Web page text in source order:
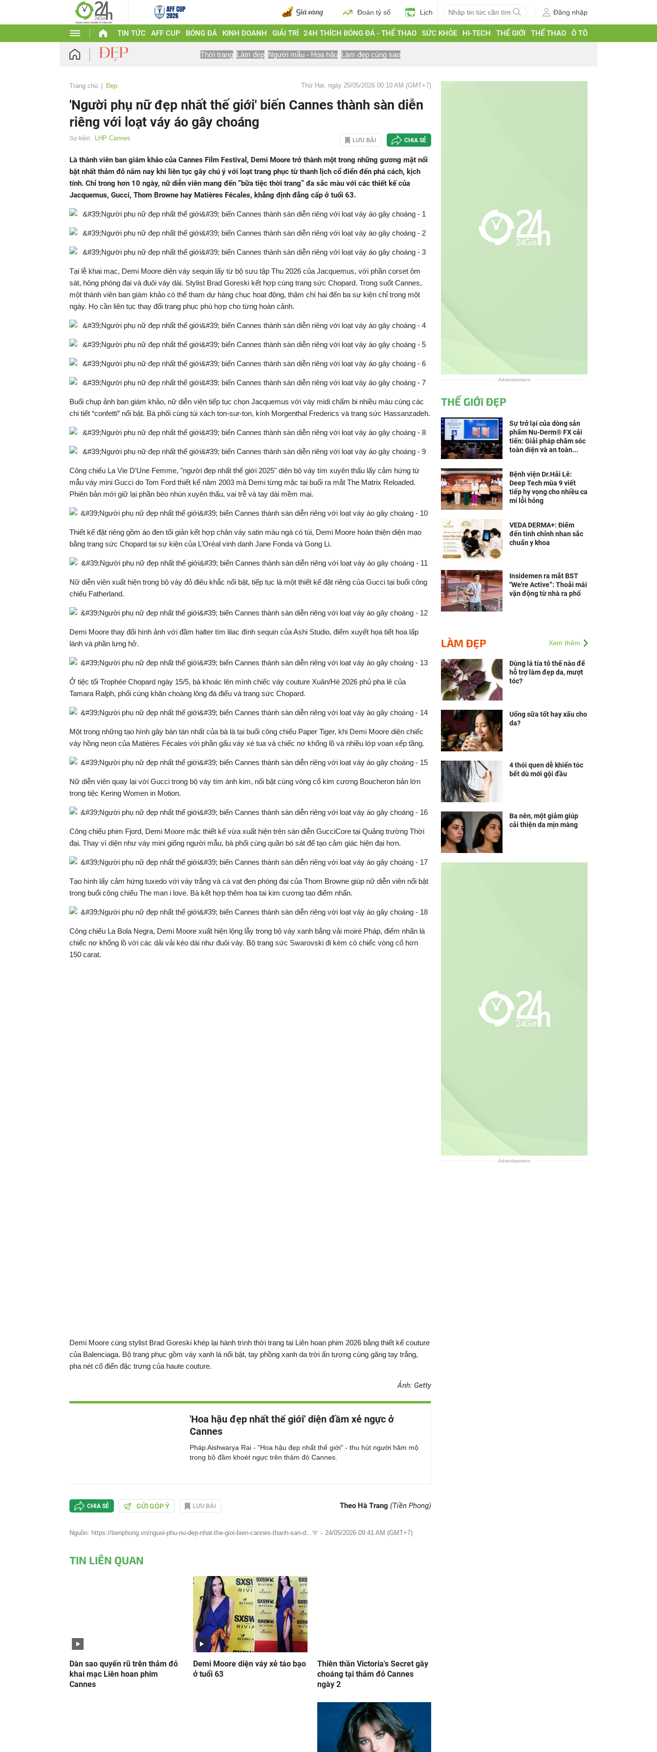
Đoán tỷ số Lịch Đăng nhập
TIN TỨC AFF CUP BÓNG ĐÁ KINH DOANH GIẢI TRÍ 24H THÍCH BÓNG ĐÁ - THỂ THAO SỨC KHỎE HI-TECH THẾ GIỚI THỂ THAO Ô TÔ
Thời trang Làm đẹp Người mẫu - Hoa hậu Làm đẹp cùng sao
Trang chủ Đẹp Thứ Hai, ngày 25/05/2026 00:10 AM (GMT+7)
'Người phụ nữ đẹp nhất thế giới' biến Cannes thành sàn diễn
riêng với loạt váy áo gây choáng
Sự kiện: LHP Cannes LƯU BÀI CHIA SẺ
Là thành viên ban giám khảo của Cannes Film Festival, Demi Moore trở thành một trong những gương mặt nổi
bật nhất thảm đỏ năm nay khi liên tục gây chú ý với loạt trang phục từ thanh lịch cổ điển đến phá cách, kịch
tính. Chỉ trong hơn 10 ngày, nữ diễn viên mang đến “bữa tiệc thời trang” đa sắc màu với các thiết kế của
Jacquemus, Gucci, Thom Browne hay Matières Fécales, khẳng định đẳng cấp ở tuổi 63.
Tại lễ khai mạc, Demi Moore diện váy sequin lấy từ bộ sưu tập Thu 2026 của Jacquemus, với phần corset ôm
sát, hông phóng đại và đuôi váy dài. Stylist Brad Goreski kết hợp cùng trang sức Chopard. Trong suốt Cannes,
một thành viên ban giám khảo có thể tham dự hàng chục hoạt động, thậm chí hai đến ba sự kiện chỉ trong một
ngày. Họ cần liên tục thay đổi trang phục phù hợp cho từng hoàn cảnh.
Buổi chụp ảnh ban giám khảo, nữ diễn viên tiếp tục chọn Jacquemus với váy midi chấm bi nhiều màu cùng các
chi tiết “confetti” nổi bật. Bà phối cùng túi xách ton-sur-ton, kính Morgenthal Frederics và trang sức Hassanzadeh.
Công chiếu La Vie D’Une Femme, "người đẹp nhất thế giới 2025" diện bộ váy tím xuyên thấu lấy cảm hứng từ
mẫu váy mini Gucci do Tom Ford thiết kế năm 2003 mà Demi từng mặc tại buổi ra mắt The Matrix Reloaded.
Phiên bản mới giữ lại phần bèo nhún xuyên thấu, vai trễ và tay dài mềm mại.
Thiết kế đặt riêng gồm áo đen tối giản kết hợp chân váy satin màu ngà có túi, Demi Moore hoàn thiện diện mạo
bằng trang sức Chopard tại sự kiện của L’Oréal vinh danh Jane Fonda và Gong Li.
Nữ diễn viên xuất hiện trong bộ váy đỏ điêu khắc nổi bật, tiếp tục là một thiết kế đặt riêng của Gucci tại buổi công
chiếu Fatherland.
Demi Moore thay đổi hình ảnh với đầm halter tím lilac đính sequin của Ashi Studio, điểm xuyết họa tiết hoa lấp
lánh và phần lưng hở.
Ở tiệc tối Trophée Chopard ngày 15/5, bà khoác lên mình chiếc váy couture Xuân/Hè 2026 phủ pha lê của
Tamara Ralph, phối cùng khăn choàng lông đà điểu và trang sức Chopard.
Một trong những tạo hình gây bàn tán nhất của bà là tại buổi công chiếu Paper Tiger, khi Demi Moore diện chiếc
váy hồng neon của Matières Fécales với phần gấu váy xé tua và chiếc nơ khổng lồ và nhiều lớp voan xếp tầng.
Nữ diễn viên quay lại với Gucci trong bộ váy tím ánh kim, nổi bật cùng vòng cổ kim cương Boucheron bản lớn
trong tiệc Kering Women in Motion.
Công chiếu phim Fjord, Demi Moore mặc thiết kế vừa xuất hiện trên sàn diễn GucciCore tại Quảng trường Thời
đại. Thay vì diện như váy mini giống người mẫu, bà phối cùng quần bó sát để tạo cảm giác hiện đại hơn.
Tạo hình lấy cảm hứng tuxedo với váy trắng và cà vạt đen phóng đại của Thom Browne giúp nữ diễn viên nổi bật
trong buổi công chiếu The man i love. Bà kết hợp thêm hoa tai kim cương tạo điểm nhấn.
Công chiếu La Bola Negra, Demi Moore xuất hiện lộng lẫy trong bộ váy xanh bằng vải moiré Pháp, điểm nhấn là
chiếc nơ khổng lồ với các dải vải kéo dài như đuôi váy. Bộ trang sức Swarovski đi kèm có chiếc vòng cổ hơn
150 carat.
Demi Moore cùng stylist Brad Goreski khép lại hành trình thời trang tại Liên hoan phim 2026 bằng thiết kế couture
của Balenciaga. Bộ trang phục gồm váy xanh lá nổi bật, tay phồng xanh da trời ấn tượng cùng găng tay trắng,
pha nét cổ điển đặc trưng của haute couture.
Ảnh: Getty
'Hoa hậu đẹp nhất thế giới' diện đầm xẻ ngực ở
Cannes
Pháp Aishwarya Rai - "Hoa hậu đẹp nhất thế giới" - thu hút người hâm mộ
trong bộ đầm khoét ngực trên thảm đỏ Cannes.
CHIA SẺ GỬI GÓP Ý LƯU BÀI Theo Hà Trang (Tiền Phong)
Nguồn: https://tienphong.vn/nguoi-phu-nu-dep-nhat-the-gioi-bien-cannes-thanh-san-d... - 24/05/2026 09:41 AM (GMT+7)
TIN LIÊN QUAN
Dàn sao quyến rũ trên thảm đỏ
khai mạc Liên hoan phim
Cannes
Demi Moore diện váy xẻ táo bạo
ở tuổi 63
Thiên thần Victoria's Secret gây
choáng tại thảm đỏ Cannes
ngày 2
Advertisement
THẾ GIỚI ĐẸP
Sự trở lại của dòng sản
phẩm Nu-Derm® FX cải
tiến: Giải pháp chăm sóc
toàn diện và an toàn...
Bệnh viện Dr.Hải Lê:
Deep Tech mùa 9 viết
tiếp hy vọng cho nhiều ca
mí lỗi hỏng
VEDA DERMA+: Điểm
đến tinh chỉnh nhan sắc
chuẩn y khoa
Insidemen ra mắt BST
"We're Active”: Thoải mái
vận động từ nhà ra phố
LÀM ĐẸP Xem thêm
Dùng lá tía tô thế nào để
hỗ trợ làm đẹp da, mượt
tóc?
Uống sữa tốt hay xấu cho
da?
4 thói quen dễ khiến tóc
bết dù mới gội đầu
Ba nên, một giảm giúp
cải thiện da mịn màng
Advertisement